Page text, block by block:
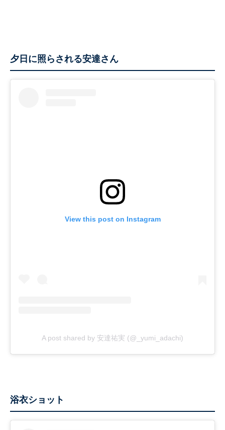
夕日に照らされる安達さん
View this post on Instagram
A post shared by 安達祐実 (@_yumi_adachi)
浴衣ショット